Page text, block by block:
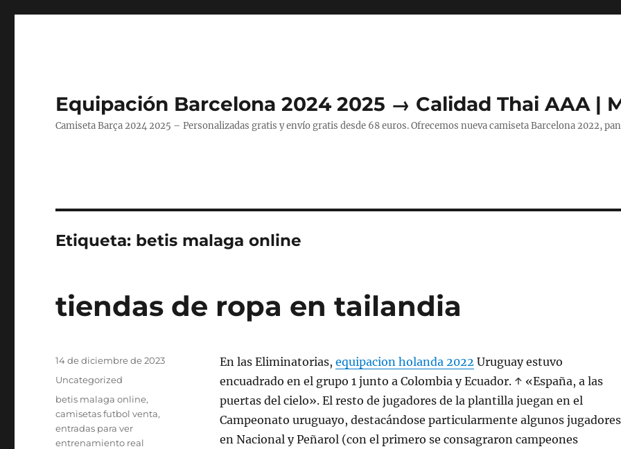
Equipación Barcelona 2024 2025 → Calidad Thai AAA |
Camiseta Barça 2024 2025 – Personalizadas gratis y envío gratis desde 68 euros. Ofrecemos nueva camiseta Barcelona 2022,
Etiqueta: betis malaga online
tiendas de ropa en tailandia
En las Eliminatorias, equipacion holanda 2022 Uruguay estuvo
encuadrado en el grupo 1 junto a Colombia y Ecuador. ↑ «España, a las
puertas del cielo». El resto de jugadores de la plantilla juegan en el
Campeonato uruguayo, destacándose particularmente algunos jugadores
en Nacional y Peñarol (con el primero se consagraron campeones
Publicado
14 de diciembre de 2023
Categorías
Uncategorized
Etiquetas
betis malaga online,
camisetas futbol venta,
entradas para ver
entrenamiento real